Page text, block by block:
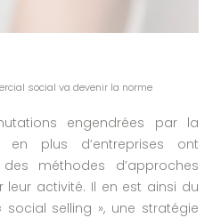
social va devenir la norme
engendrées par la
en plus d’entreprises ont
méthodes d’approches
activité. Il en est ainsi du
selling », une stratégie